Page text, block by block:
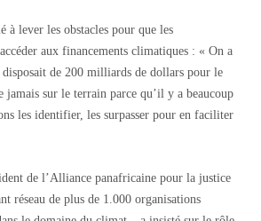
à lever les obstacles pour que les
aux financements climatiques : « On a
de 200 milliards de dollars pour le
jamais sur le terrain parce qu’il y a beaucoup
les identifier, les surpasser pour en faciliter
de l’Alliance panafricaine pour la justice
réseau de plus de 1.000 organisations